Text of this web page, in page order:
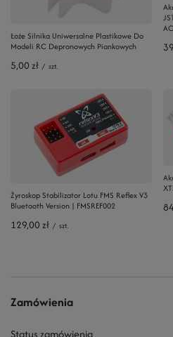
Łoże Silnika Uniwersalne Plastikowe Do
Modeli RC Depronowych Piankowych
5,00 zł / szt.
Żyroskop Stabilizator Lotu FMS Reflex V3
Bluetooth Version | FMSREF002
129,00 zł / szt.
Zamówienia
Status zamówienia